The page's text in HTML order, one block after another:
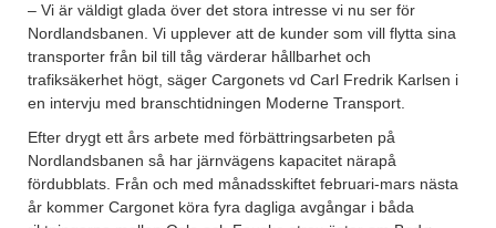
– Vi är väldigt glada över det stora intresse vi nu ser för
Nordlandsbanen. Vi upplever att de kunder som vill flytta sina
transporter från bil till tåg värderar hållbarhet och
trafiksäkerhet högt, säger Cargonets vd Carl Fredrik Karlsen i
en intervju med branschtidningen Moderne Transport.
Efter drygt ett års arbete med förbättringsarbeten på
Nordlandsbanen så har järnvägens kapacitet närapå
fördubblats. Från och med månadsskiftet februari-mars nästa
år kommer Cargonet köra fyra dagliga avgångar i båda